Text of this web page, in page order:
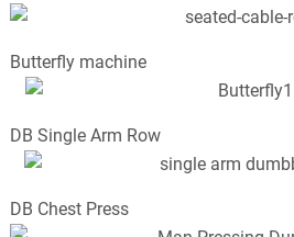
Butterfly machine
DB Single Arm Row
DB Chest Press